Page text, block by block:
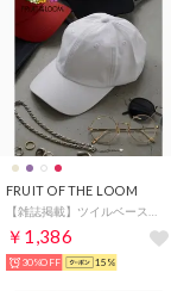
FRUIT OF THE LOOM
￥1,386
30%OFF 15%